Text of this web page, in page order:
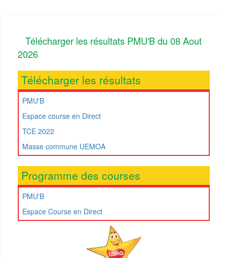
Télécharger les résultats PMU'B du 08 Aout
2026
Télécharger les résultats
PMU'B
Espace course en Direct
TCE 2022
Masse commune UEMOA
Programme des courses
PMU'B
Espace Course en Direct